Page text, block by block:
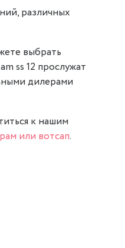
различных
выбрать
ss 12 прослужат
дилерами
к нашим
или вотсап.